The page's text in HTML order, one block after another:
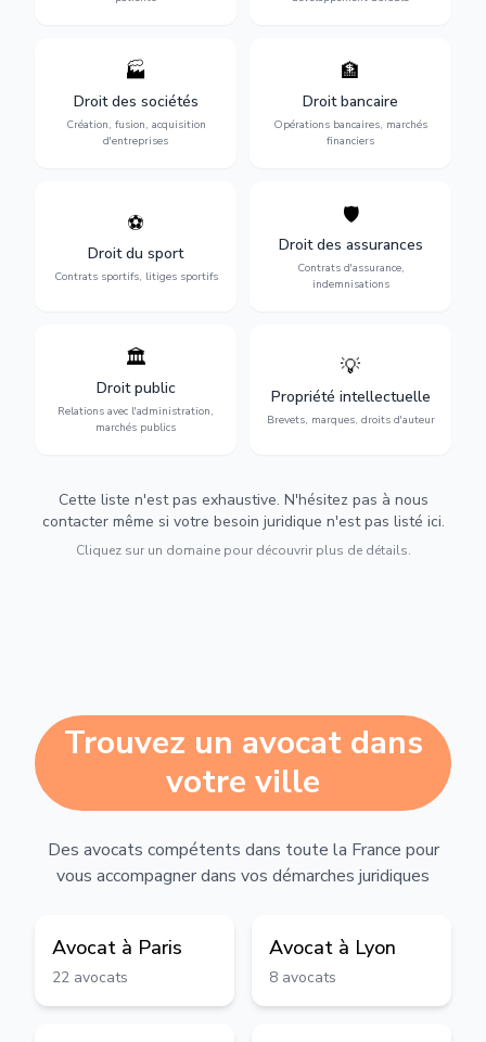
🏭
Droit des sociétés
Création, fusion, acquisition
d'entreprises
Structuration de votre
société : création, fusion-
acquisition, gouvernance et
restructuration.
🏦
Droit bancaire
Opérations bancaires, marchés
financiers
Gestion de vos opérations
financières : contentieux
bancaire, investissements et
régulation.
⚽
Droit du sport
Contrats sportifs, litiges sportifs
Expertise en droit sportif :
transferts, sponsoring et
contentieux.
🛡️
Droit des assurances
Contrats d'assurance,
indemnisations
Défense de vos intérêts :
contrats d'assurance,
sinistres et indemnisations
optimales.
🏛️
Droit public
Relations avec l'administration,
marchés publics
Gestion de vos relations
avec l'administration :
marchés publics,
urbanisme et contentieux.
💡
Propriété intellectuelle
Brevets, marques, droits d'auteur
Protection de vos créations
d'auteur et lutte contre la
contrefaçon.
Cette liste n'est pas exhaustive. N'hésitez pas à nous
contacter même si votre besoin juridique n'est pas listé ici.
Cliquez sur un domaine pour découvrir plus de détails.
Trouvez un avocat dans
votre ville
Des avocats compétents dans toute la France pour
vous accompagner dans vos démarches juridiques
Avocat à Paris
22 avocats
Avocat à Lyon
8 avocats